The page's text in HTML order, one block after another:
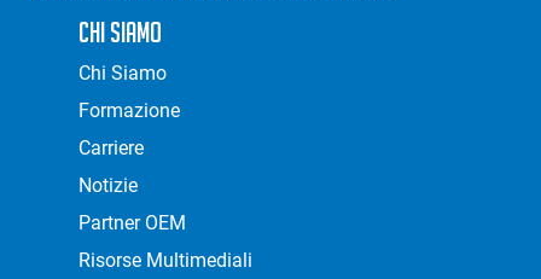
Chi Siamo
Chi Siamo
Formazione
Carriere
Notizie
Partner OEM
Risorse Multimediali